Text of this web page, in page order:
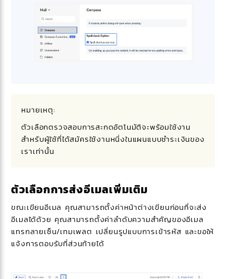
หมายเหตุ:
ตัวเลือกตรวจสอบการสะกดอัตโนมัติจะพร้อมใช้งาน
สำหรับผู้ใช้ที่ได้สมัครใช้งานหนึ่งในแผนแบบชำระเงินของ
เราเท่านั้น
ตัวเลือกการส่งอีเมลเพิ่มเติม
ขณะเขียนอีเมล คุณสามารถตั้งค่าหน้าต่างเขียนก่อนที่จะส่ง
อีเมลได้ด้วย คุณสามารถตั้งค่าลำดับความสำคัญของอีเมล
แทรกลายเซ็น/เทมเพลต เปลี่ยนรูปแบบการเข้ารหัส และขอให้
แจ้งการตอบรับที่ส่วนท้ายได้